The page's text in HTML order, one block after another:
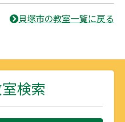
貝塚市の教室一覧に戻る
検索